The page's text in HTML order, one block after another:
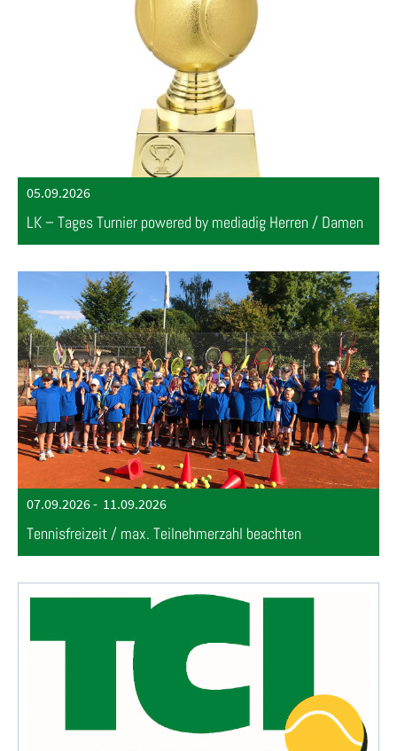
05.09.2026
LK – Tages Turnier powered by mediadig Herren / Damen
07.09.2026- 11.09.2026
Tennisfreizeit / max. Teilnehmerzahl beachten